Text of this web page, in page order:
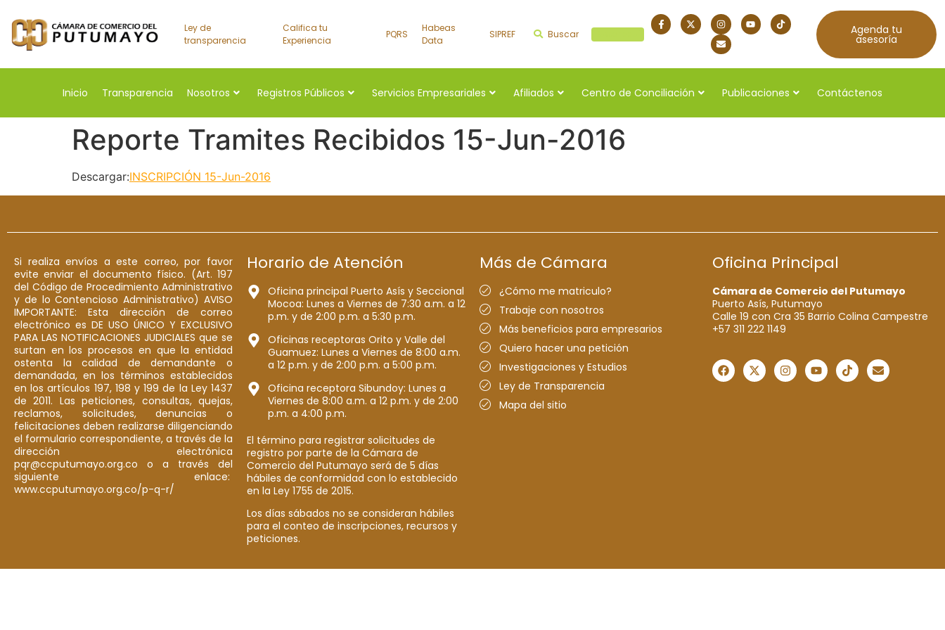
Ley de
transparencia
Califica tu
Experiencia
PQRS
Habeas
Data
SIPREF Buscar Agenda tu
asesoría
Inicio Transparencia Nosotros Registros Públicos Servicios Empresariales Afiliados Centro de Conciliación Publicaciones Contáctenos
Reporte Tramites Recibidos 15-Jun-2016
Descargar:INSCRIPCIÓN 15-Jun-2016
Si realiza envíos a este correo, por favor
evite enviar el documento físico. (Art. 197
del Código de Procedimiento Administrativo
y de lo Contencioso Administrativo) AVISO
IMPORTANTE: Esta dirección de correo
electrónico es DE USO ÚNICO Y EXCLUSIVO
PARA LAS NOTIFICACIONES JUDICIALES que se
surtan en los procesos en que la entidad
ostenta la calidad de demandante o
demandada, en los términos establecidos
en los artículos 197, 198 y 199 de la Ley 1437
de 2011. Las peticiones, consultas, quejas,
reclamos, solicitudes, denuncias o
felicitaciones deben realizarse diligenciando
el formulario correspondiente, a través de la
dirección electrónica
pqr@ccputumayo.org.co o a través del
siguiente enlace:
www.ccputumayo.org.co/p-q-r/
Horario de Atención
Oficina principal Puerto Asís y Seccional
Mocoa: Lunes a Viernes de 7:30 a.m. a 12
p.m. y de 2:00 p.m. a 5:30 p.m.
Oficinas receptoras Orito y Valle del
Guamuez: Lunes a Viernes de 8:00 a.m.
a 12 p.m. y de 2:00 p.m. a 5:00 p.m.
Oficina receptora Sibundoy: Lunes a
Viernes de 8:00 a.m. a 12 p.m. y de 2:00
p.m. a 4:00 p.m.
El término para registrar solicitudes de
registro por parte de la Cámara de
Comercio del Putumayo será de 5 días
hábiles de conformidad con lo establecido
en la Ley 1755 de 2015.
Los días sábados no se consideran hábiles
para el conteo de inscripciones, recursos y
peticiones.
Más de Cámara
¿Cómo me matriculo?
Trabaje con nosotros
Más beneficios para empresarios
Quiero hacer una petición
Investigaciones y Estudios
Ley de Transparencia
Mapa del sitio
Oficina Principal
Cámara de Comercio del Putumayo
Puerto Asís, Putumayo
Calle 19 con Cra 35 Barrio Colina Campestre
+57 311 222 1149